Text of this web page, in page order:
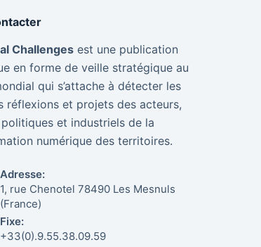
Challengesest une publication
en forme de veille stratégique au
qui s’attache à détecter les
réflexions et projets des acteurs,
et industriels de la
numérique des territoires.
Adresse:
1, rue Chenotel 78490 Les Mesnuls
(France)
Fixe:
+33(0).9.55.38.09.59